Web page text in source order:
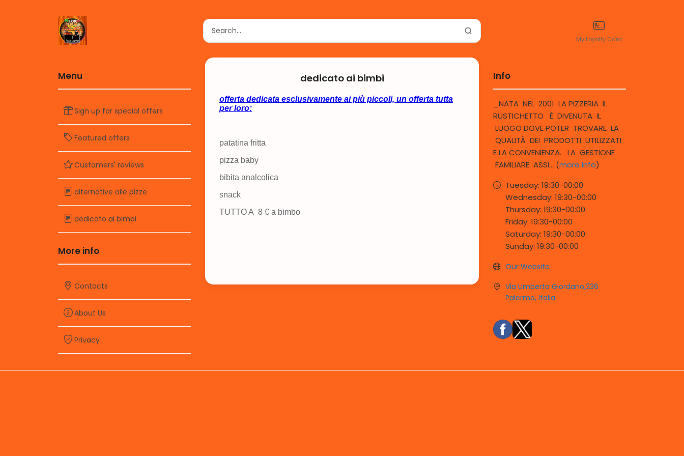
My Loyalty Card
Menu
Sign up for special offers
Featured offers
Customers' reviews
alternative alle pizze
dedicato ai bimbi
More info
Contacts
About Us
Privacy
dedicato ai bimbi Info
_NATA NEL 2001 LA PIZZERIA IL
RUSTICHETTO È DIVENUTA IL
LUOGO DOVE POTER TROVARE LA
QUALITÀ DEI PRODOTTI UTILIZZATI
E LA CONVENIENZA. LA GESTIONE
FAMILIARE ASSI... (more info)
Tuesday: 19:30-00:00
Wednesday: 19:30-00:00
Thursday: 19:30-00:00
Friday: 19:30-00:00
Saturday: 19:30-00:00
Sunday: 19:30-00:00
Our Website
Via Umberto Giordano,236
Palermo, Italia